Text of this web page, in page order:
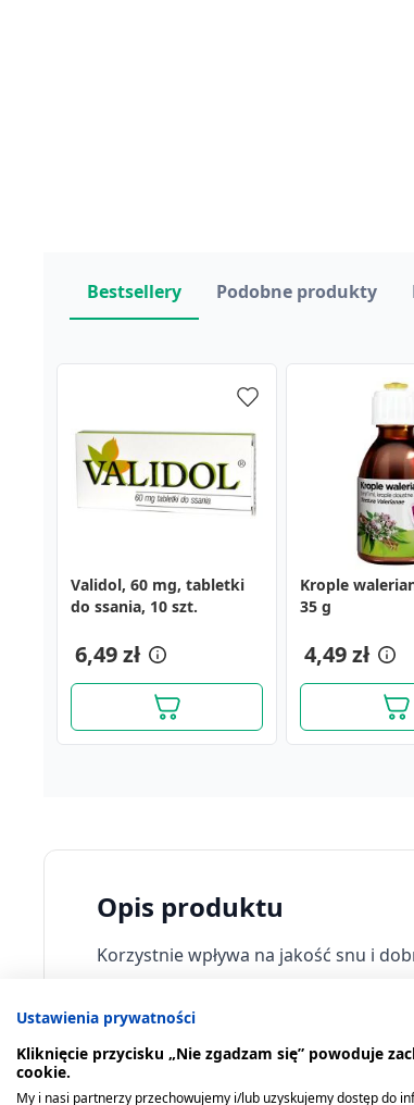
Validol, 60 mg, tabletki
do ssania, 10 szt.
6,49 zł
Krople
35 g
4,49 zł
Bestsellery Podobne produkty
Valerin Sen, tabletki, 20
szt.
22,69 zł
Sen
powlekane, 30
20,29 zł
2KC, tabletki, 12 szt.
Calcium Teva,
musujące, 14
Opis produktu
Korzystnie wpływa na jakość snu i
Kiedy stosować produkt?
Wspomagająco w trudnościach z
Ustawienia prywatności
Kliknięcie przycisku „Nie zgadzam się” powoduje
cookie.
My i nasi partnerzy przechowujemy i/lub uzyskujemy dostęp do